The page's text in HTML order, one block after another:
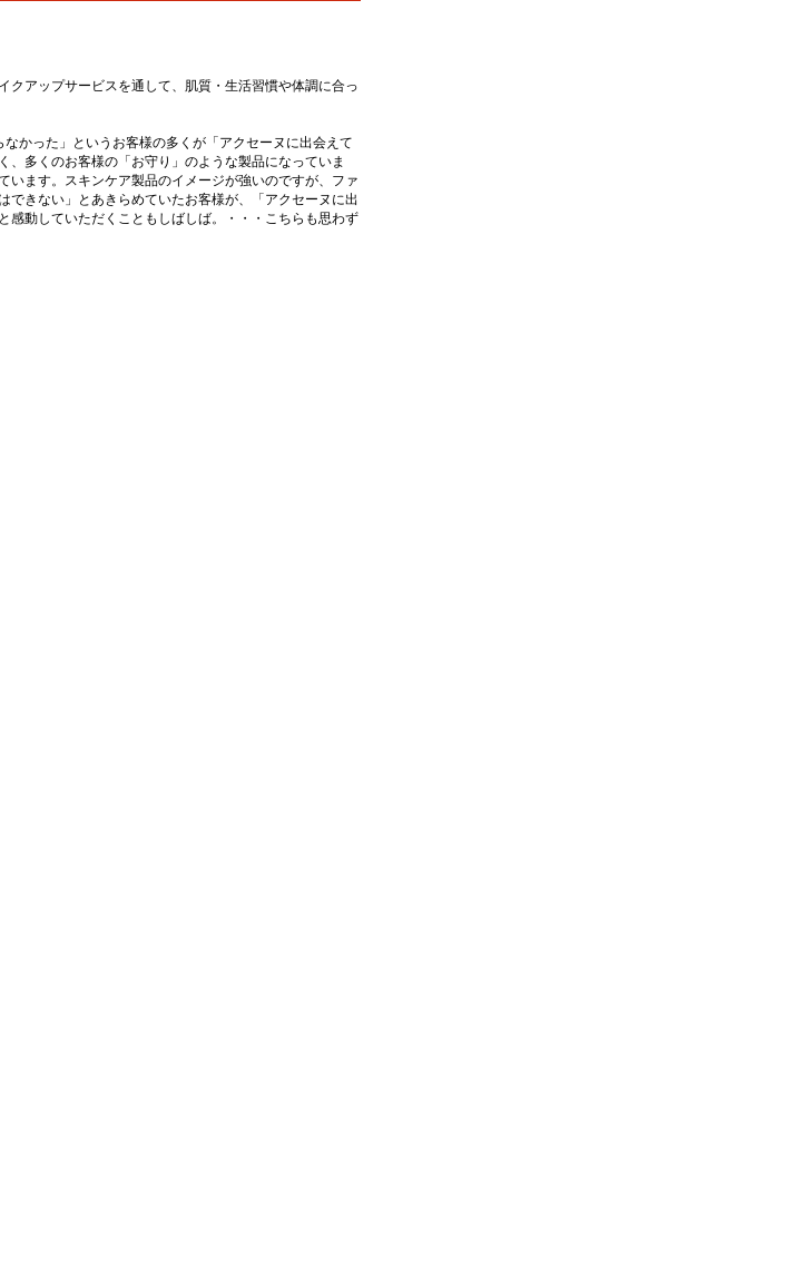
クアップサービスを通して、肌質・生活習慣や体調に合っ
かった」というお客様の多くが「アクセーヌに出会えて
多くのお客様の「お守り」のような製品になっていま
ます。スキンケア製品のイメージが強いのですが、ファ
できない」とあきらめていたお客様が、「アクセーヌに出
感動していただくこともしばしば。・・・こちらも思わず